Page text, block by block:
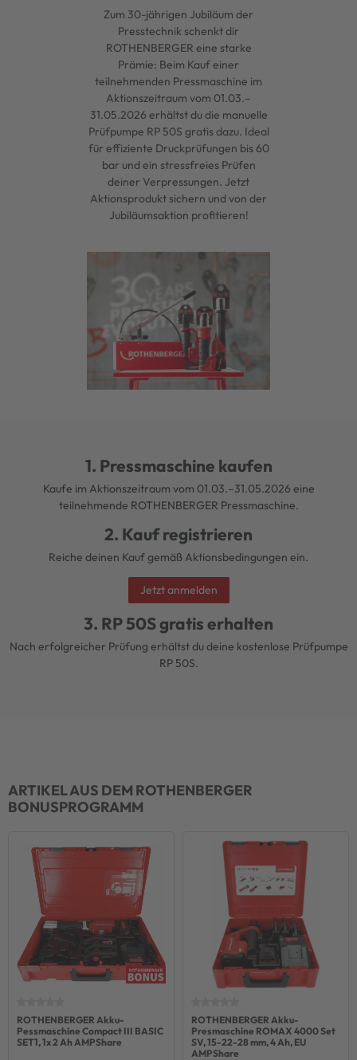
Zum 30-jährigen Jubiläum der
Presstechnik schenkt dir
ROTHENBERGER eine starke
Prämie: Beim Kauf einer
teilnehmenden Pressmaschine im
Aktionszeitraum vom 01.03.–
31.05.2026 erhältst du die manuelle
Prüfpumpe RP 50S gratis dazu. Ideal
für effiziente Druckprüfungen bis 60
bar und ein stressfreies Prüfen
deiner Verpressungen. Jetzt
Aktionsprodukt sichern und von der
Jubiläumsaktion profitieren!
1. Pressmaschine kaufen
Kaufe im Aktionszeitraum vom 01.03.–31.05.2026 eine
teilnehmende ROTHENBERGER Pressmaschine.
2. Kauf registrieren
Reiche deinen Kauf gemäß Aktionsbedingungen ein.
Jetzt anmelden
3. RP 50S gratis erhalten
Nach erfolgreicher Prüfung erhältst du deine kostenlose Prüfpumpe
RP 50S.
ARTIKEL AUS DEM ROTHENBERGER
BONUSPROGRAMM
ROTHENBERGER Akku-
Pessmaschine Compact III BASIC
SET1, 1x 2 Ah AMPShare
ROTHENBERGER Akku-
Presmaschine ROMAX 4000 Set
SV, 15-22-28 mm, 4 Ah, EU
AMPShare